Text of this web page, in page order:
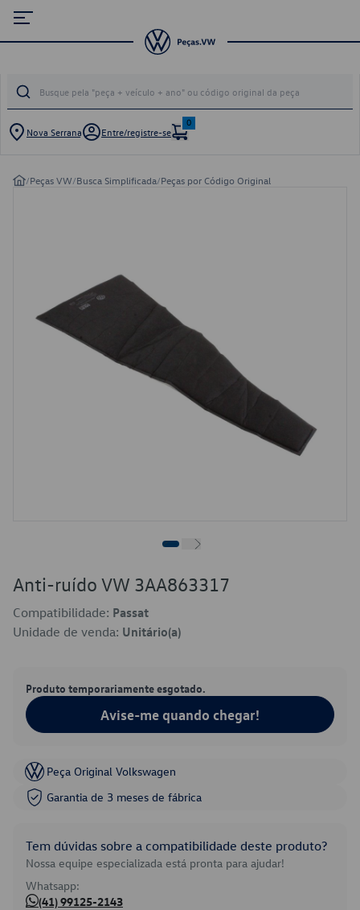
Nova Serrana Entre/registre-se
0
/Peças VW/Busca Simplificada/Peças por Código Original
Anti-ruído VW 3AA863317
Compatibilidade: Passat
Unidade de venda: Unitário(a)
Produto temporariamente esgotado.
Avise-me quando chegar!
Peça Original Volkswagen
Garantia de 3 meses de fábrica
Tem dúvidas sobre a compatibilidade deste produto?
Nossa equipe especializada está pronta para ajudar!
Whatsapp:
(41) 99125-2143